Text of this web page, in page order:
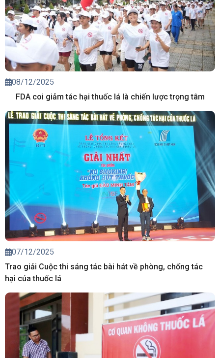
08/12/2025
FDA coi giảm tác hại thuốc lá là chiến lược trọng tâm
07/12/2025
Trao giải Cuộc thi sáng tác bài hát về phòng, chống tác
hại của thuốc lá